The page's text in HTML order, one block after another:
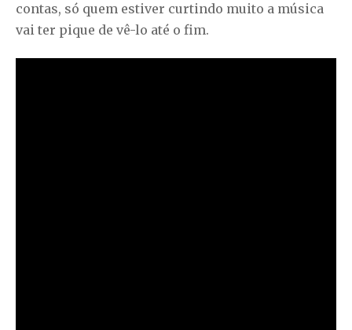
contas, só quem estiver curtindo muito a música
vai ter pique de vê-lo até o fim.